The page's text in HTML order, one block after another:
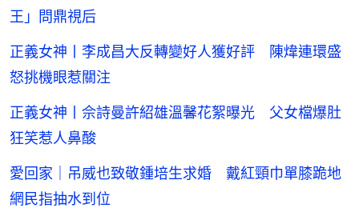
王」問鼎視后
正義女神丨李成昌大反轉變好人獲好評 陳煒連環盛
怒挑機眼惹關注
正義女神丨佘詩曼許紹雄溫馨花絮曝光 父女檔爆肚
狂笑惹人鼻酸
愛回家｜吊威也致敬鍾培生求婚 戴紅頸巾單膝跪地
網民指抽水到位